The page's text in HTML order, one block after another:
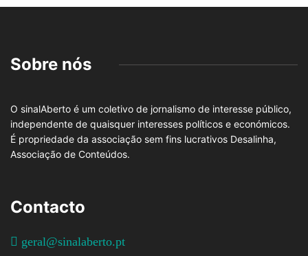
Sobre nós
O sinalAberto é um coletivo de jornalismo de interesse público,
independente de quaisquer interesses políticos e económicos.
É propriedade da associação sem fins lucrativos Desalinha,
Associação de Conteúdos.
Contacto
geral@sinalaberto.pt